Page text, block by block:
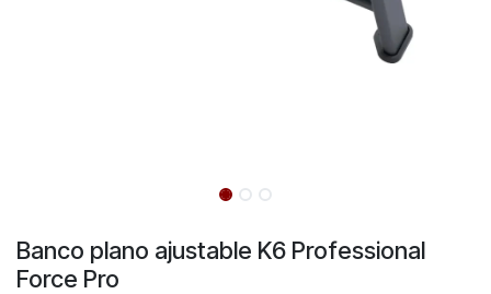
Banco plano ajustable K6 Professional
Force Pro